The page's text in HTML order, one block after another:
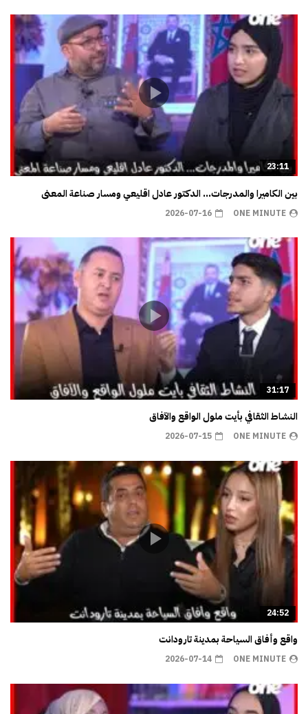
23:11
بين الكاميرا والمدرجات… الدكتور عادل اقليعي ومسار صناعة المعنى
ONE MINUTE
2026-07-16
31:17
النشاط الثقافي بأيت ملول الواقع والآفاق
ONE MINUTE
2026-07-15
24:52
واقع وأفاق السياحة بمدينة تارودانت
ONE MINUTE
2026-07-14